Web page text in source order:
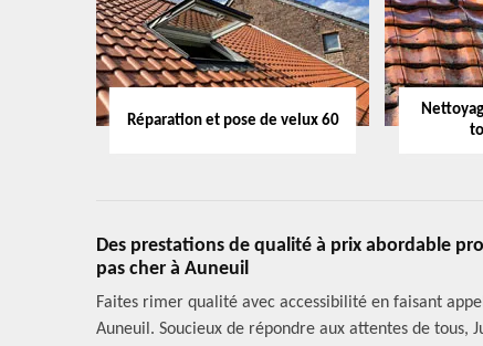
Réparation et pose de velux 60
Des prestations de qualité à prix abordable
pas cher à Auneuil
Faites rimer qualité avec accessibilité en faisant
Auneuil. Soucieux de répondre aux attentes de tous,